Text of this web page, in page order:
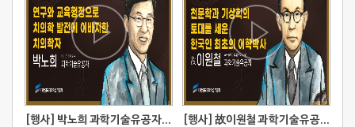
[행사] 박노희 과학기술유공자 출판기념식 [행사] 故이원철 과학기술유공자 문화행사